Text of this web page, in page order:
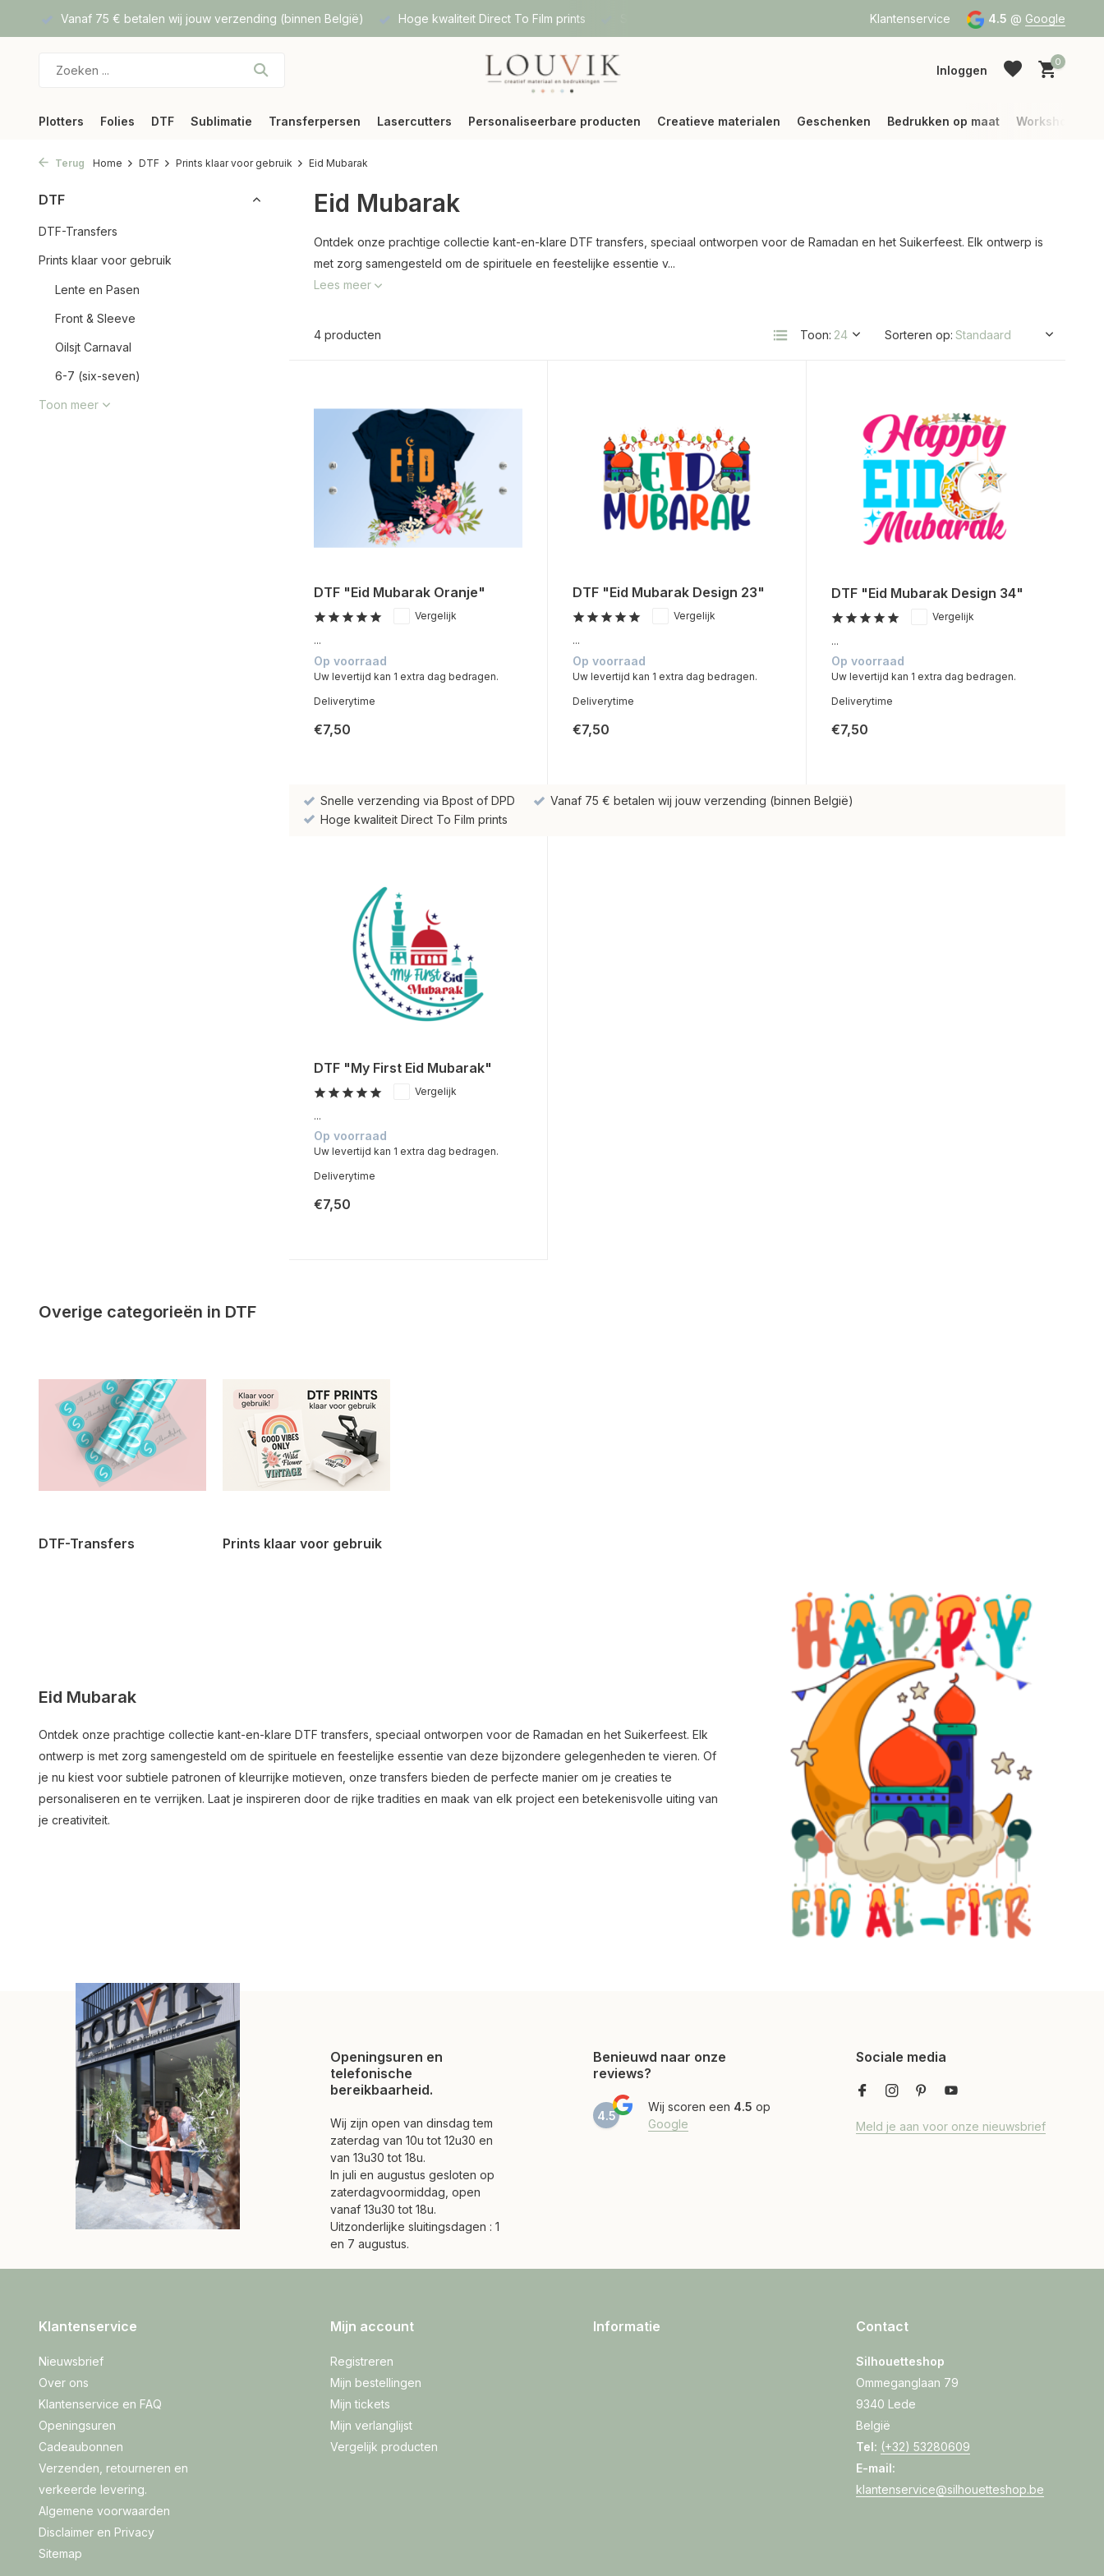
Vanaf 75 € betalen wij jouw verzending (binnen België) Hoge kwaliteit Direct To Film prints Vanaf 75 € betalen wij jouw verzending
Klantenservice 4.5 @ Google
Inloggen
0
Plotters Folies DTF Sublimatie Transferpersen Lasercutters Personaliseerbare producten Creatieve materialen Geschenken Bedrukken op maat Workshops
Terug Home DTF Prints klaar voor gebruik Eid Mubarak
DTF
DTF-Transfers
Prints klaar voor gebruik
Lente en Pasen
Front & Sleeve
Oilsjt Carnaval
6-7 (six-seven)
Toon meer
Eid Mubarak
Ontdek onze prachtige collectie kant-en-klare DTF transfers, speciaal ontworpen voor de Ramadan en het Suikerfeest. Elk ontwerp is
met zorg samengesteld om de spirituele en feestelijke essentie v...
Lees meer
4 producten Toon: Sorteren op:
DTF "Eid Mubarak Oranje"
Vergelijk
...
Op voorraad
Uw levertijd kan 1 extra dag bedragen.
Deliverytime
€7,50
DTF "Eid Mubarak Design 23"
Vergelijk
...
Op voorraad
Uw levertijd kan 1 extra dag bedragen.
Deliverytime
€7,50
DTF "Eid Mubarak Design 34"
Vergelijk
...
Op voorraad
Uw levertijd kan 1 extra dag bedragen.
Deliverytime
€7,50
Snelle verzending via Bpost of DPD
Vanaf 75 € betalen wij jouw verzending (binnen België)
Hoge kwaliteit Direct To Film prints
DTF "My First Eid Mubarak"
Vergelijk
...
Op voorraad
Uw levertijd kan 1 extra dag bedragen.
Deliverytime
€7,50
Overige categorieën in DTF
DTF-Transfers Prints klaar voor gebruik
Eid Mubarak
Ontdek onze prachtige collectie kant-en-klare DTF transfers, speciaal ontworpen voor de Ramadan en het Suikerfeest. Elk
ontwerp is met zorg samengesteld om de spirituele en feestelijke essentie van deze bijzondere gelegenheden te vieren. Of
je nu kiest voor subtiele patronen of kleurrijke motieven, onze transfers bieden de perfecte manier om je creaties te
personaliseren en te verrijken. Laat je inspireren door de rijke tradities en maak van elk project een betekenisvolle uiting van
je creativiteit.
Openingsuren en
telefonische
bereikbaarheid.
Wij zijn open van dinsdag tem
zaterdag van 10u tot 12u30 en
van 13u30 tot 18u.
In juli en augustus gesloten op
zaterdagvoormiddag, open
vanaf 13u30 tot 18u.
Uitzonderlijke sluitingsdagen : 1
en 7 augustus.
Benieuwd naar onze
reviews?
4.5
Wij scoren een 4.5 op
Google
Sociale media
Meld je aan voor onze nieuwsbrief
Klantenservice
Nieuwsbrief
Over ons
Klantenservice en FAQ
Openingsuren
Cadeaubonnen
Verzenden, retourneren en
verkeerde levering.
Algemene voorwaarden
Disclaimer en Privacy
Sitemap
Mijn account
Registreren
Mijn bestellingen
Mijn tickets
Mijn verlanglijst
Vergelijk producten
Informatie Contact
Silhouetteshop
Ommeganglaan 79
9340 Lede
België
Tel: (+32) 53280609
E-mail:
klantenservice@silhouetteshop.be